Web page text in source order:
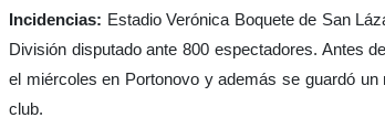
Incidencias: Estadio Verónica Boquete de San
División disputado ante 800 espectadores. Antes
el miércoles en Portonovo y además se guardó
club.